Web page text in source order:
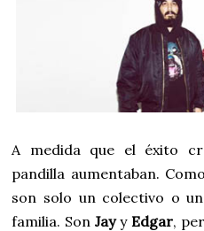
A medida que el éxito
pandilla aumentaban.
son solo un colectivo o un
familia. SonJayy Edgar,